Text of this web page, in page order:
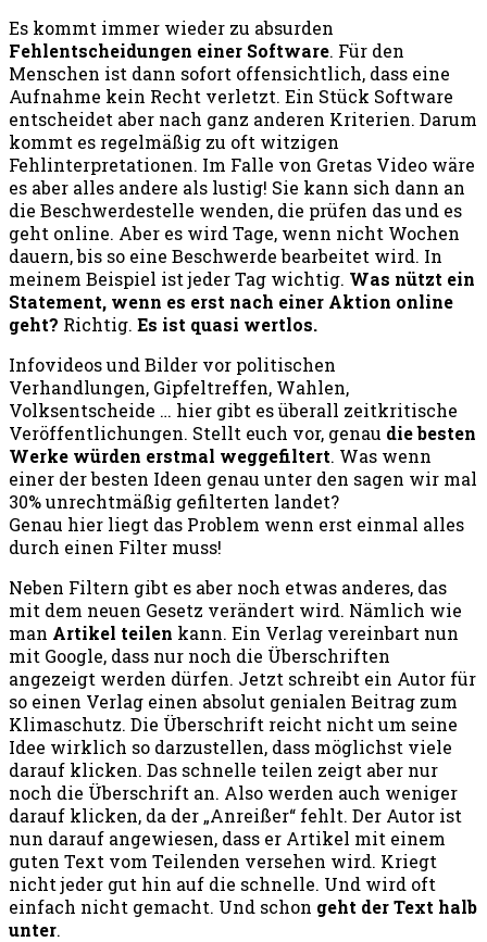
Es kommt immer wieder zu absurden
Fehlentscheidungen einer Software. Für den
Menschen ist dann sofort offensichtlich, dass eine
Aufnahme kein Recht verletzt. Ein Stück Software
entscheidet aber nach ganz anderen Kriterien. Darum
kommt es regelmäßig zu oft witzigen
Fehlinterpretationen. Im Falle von Gretas Video wäre
es aber alles andere als lustig! Sie kann sich dann an
die Beschwerdestelle wenden, die prüfen das und es
geht online. Aber es wird Tage, wenn nicht Wochen
dauern, bis so eine Beschwerde bearbeitet wird. In
meinem Beispiel ist jeder Tag wichtig. Was nützt ein
Statement, wenn es erst nach einer Aktion online
geht? Richtig. Es ist quasi wertlos.
Infovideos und Bilder vor politischen
Verhandlungen, Gipfeltreffen, Wahlen,
Volksentscheide … hier gibt es überall zeitkritische
Veröffentlichungen. Stellt euch vor, genau die besten
Werke würden erstmal weggefiltert. Was wenn
einer der besten Ideen genau unter den sagen wir mal
30% unrechtmäßig gefilterten landet?
Genau hier liegt das Problem wenn erst einmal alles
durch einen Filter muss!
Neben Filtern gibt es aber noch etwas anderes, das
mit dem neuen Gesetz verändert wird. Nämlich wie
man Artikel teilen kann. Ein Verlag vereinbart nun
mit Google, dass nur noch die Überschriften
angezeigt werden dürfen. Jetzt schreibt ein Autor für
so einen Verlag einen absolut genialen Beitrag zum
Klimaschutz. Die Überschrift reicht nicht um seine
Idee wirklich so darzustellen, dass möglichst viele
darauf klicken. Das schnelle teilen zeigt aber nur
noch die Überschrift an. Also werden auch weniger
darauf klicken, da der „Anreißer“ fehlt. Der Autor ist
nun darauf angewiesen, dass er Artikel mit einem
guten Text vom Teilenden versehen wird. Kriegt
nicht jeder gut hin auf die schnelle. Und wird oft
einfach nicht gemacht. Und schon geht der Text halb
unter.